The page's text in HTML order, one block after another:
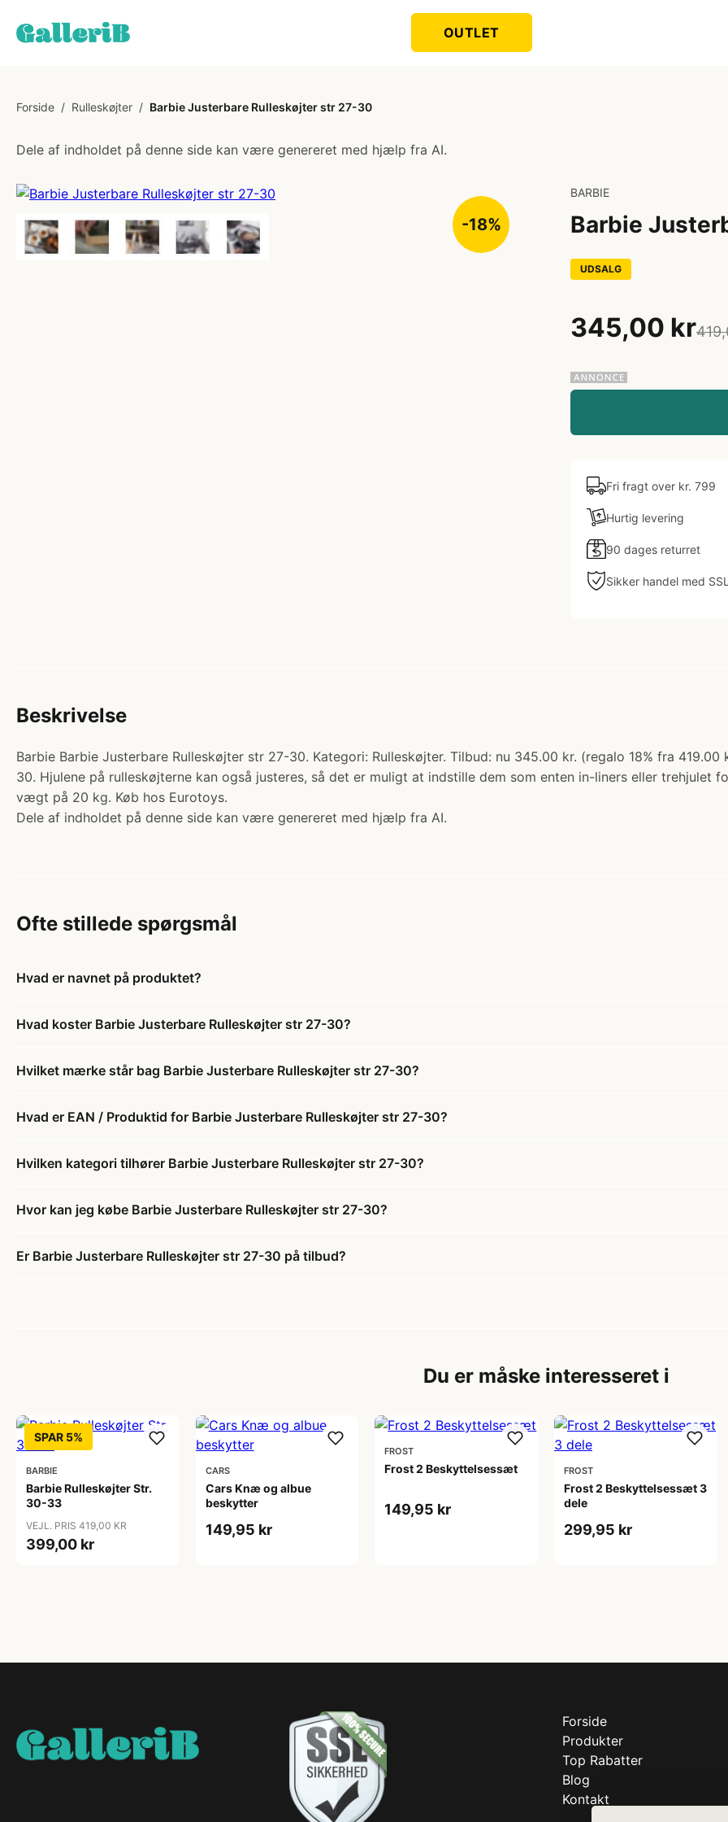
OUTLET
Forside / Rulleskøjter / Barbie Justerbare Rulleskøjter str 27-30
Dele af indholdet på denne side kan være genereret med hjælp fra AI.
-18%
BARBIE
Barbie
UDSALG
345,00 kr
Fri fragt over kr. 799
Hurtig levering
90 dages returret
Sikker handel med SSL
Beskrivelse
Barbie Barbie Justerbare Rulleskøjter str 27-30. Kategori: Rulleskøjter. Tilbud: nu 345.00 kr. (regalo 18% fra
30. Hjulene på rulleskøjterne kan også justeres, så det er muligt at indstille dem som enten in-liners eller trehjulet
vægt på 20 kg. Køb hos Eurotoys.
Dele af indholdet på denne side kan være genereret med hjælp fra AI.
Ofte stillede spørgsmål
Hvad er navnet på produktet?
Hvad koster Barbie Justerbare Rulleskøjter str 27-30?
Hvilket mærke står bag Barbie Justerbare Rulleskøjter str 27-30?
Hvad er EAN / Produktid for Barbie Justerbare Rulleskøjter str 27-30?
Hvilken kategori tilhører Barbie Justerbare Rulleskøjter str 27-30?
Hvor kan jeg købe Barbie Justerbare Rulleskøjter str 27-30?
Er Barbie Justerbare Rulleskøjter str 27-30 på tilbud?
Du er måske interesseret i
SPAR 5%
BARBIE
Barbie Rulleskøjter Str.
30-33
VEJL. PRIS 419,00 KR
399,00 kr
CARS
Cars Knæ og albue
beskytter
149,95 kr
FROST
Frost 2 Beskyttelsessæt
149,95 kr
FROST
Frost 2 Beskyttelsessæt 3
dele
299,95 kr
Forside
Produkter
Top Rabatter
Blog
Kontakt